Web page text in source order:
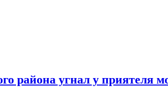
района угнал у приятеля